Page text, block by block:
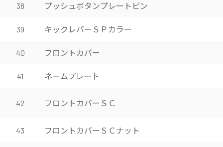
38 プッシュボタンプレートピン
39 キックレバーＳＰカラー
40 フロントカバー
41 ネームプレート
42 フロントカバーＳＣ
43 フロントカバーＳＣナット